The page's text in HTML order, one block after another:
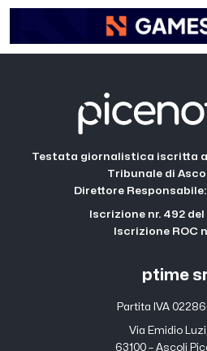
Testata giornalistica iscritta
Tribunale di
Direttore
Iscrizione nr. 492 del
Iscrizione ROC
ptime
Partita IVA
Via Emidio
63100 – Ascoli